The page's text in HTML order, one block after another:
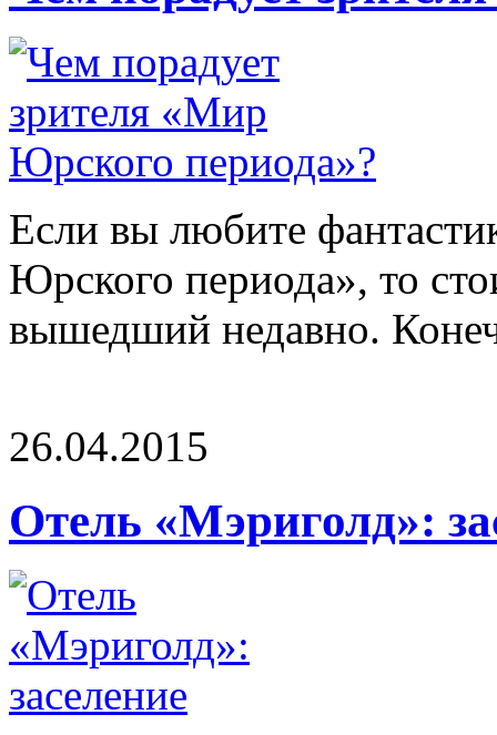
Если вы любите
Юрского периода», то
вышедший недавно.
26.04.2015
Отель «Мэриголд»: